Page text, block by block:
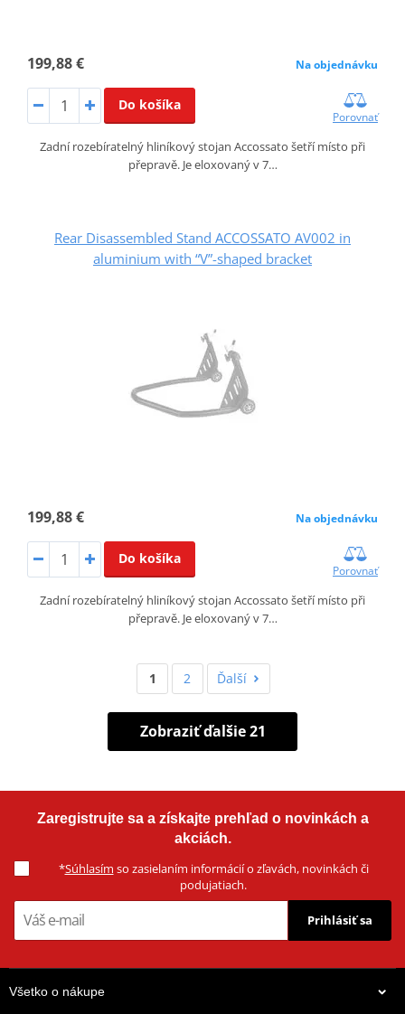
199,88 € Na objednávku
Do košíka
Porovnať
Zadní rozebíratelný hliníkový stojan Accossato šetří místo při
přepravě. Je eloxovaný v 7…
Rear Disassembled Stand ACCOSSATO AV002 in
aluminium with “V”-shaped bracket
199,88 € Na objednávku
Do košíka
Porovnať
Zadní rozebíratelný hliníkový stojan Accossato šetří místo při
přepravě. Je eloxovaný v 7…
1 2 Ďalší
Zobraziť ďalšie 21
Zaregistrujte sa a získajte prehľad o novinkách a
akciách.
*Súhlasím so zasielaním informácií o zľavách, novinkách či
podujatiach.
Prihlásiť sa
Všetko o nákupe